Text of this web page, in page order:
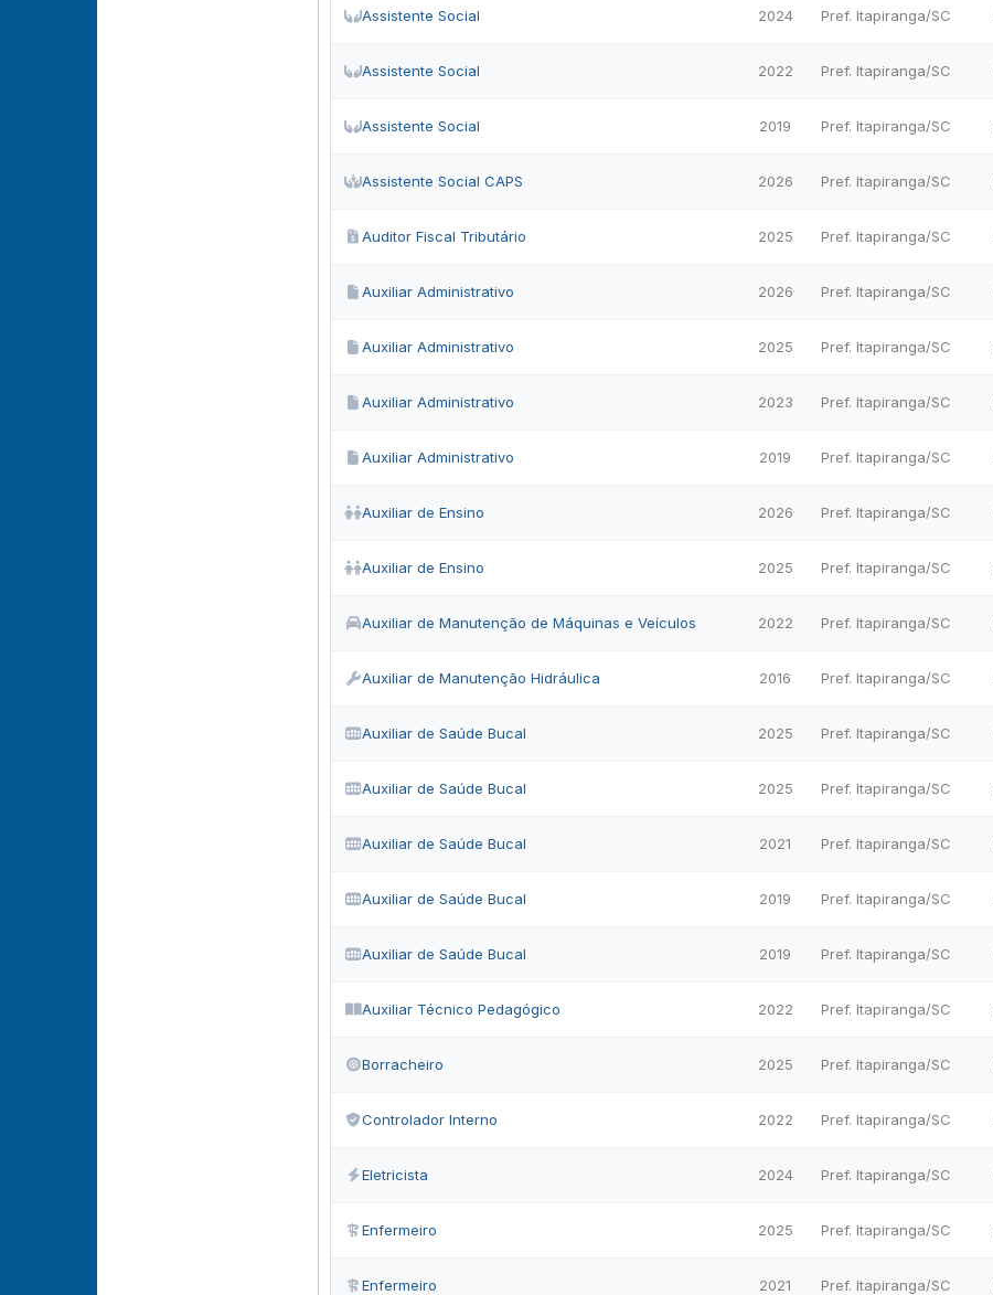
Assistente Social 2024 Pref. Itapiranga/SC
Assistente Social 2022 Pref. Itapiranga/SC
Assistente Social 2019 Pref. Itapiranga/SC
Assistente Social CAPS 2026 Pref. Itapiranga/SC
Auditor Fiscal Tributário 2025 Pref. Itapiranga/SC
Auxiliar Administrativo 2026 Pref. Itapiranga/SC
Auxiliar Administrativo 2025 Pref. Itapiranga/SC
Auxiliar Administrativo 2023 Pref. Itapiranga/SC
Auxiliar Administrativo 2019 Pref. Itapiranga/SC
Auxiliar de Ensino 2026 Pref. Itapiranga/SC
Auxiliar de Ensino 2025 Pref. Itapiranga/SC
Auxiliar de Manutenção de Máquinas e Veículos 2022 Pref. Itapiranga/SC
Auxiliar de Manutenção Hidráulica 2016 Pref. Itapiranga/SC
Auxiliar de Saúde Bucal 2025 Pref. Itapiranga/SC
Auxiliar de Saúde Bucal 2025 Pref. Itapiranga/SC
Auxiliar de Saúde Bucal 2021 Pref. Itapiranga/SC
Auxiliar de Saúde Bucal 2019 Pref. Itapiranga/SC
Auxiliar de Saúde Bucal 2019 Pref. Itapiranga/SC
Auxiliar Técnico Pedagógico 2022 Pref. Itapiranga/SC
Borracheiro 2025 Pref. Itapiranga/SC
Controlador Interno 2022 Pref. Itapiranga/SC
Eletricista 2024 Pref. Itapiranga/SC
Enfermeiro 2025 Pref. Itapiranga/SC
Enfermeiro 2021 Pref. Itapiranga/SC